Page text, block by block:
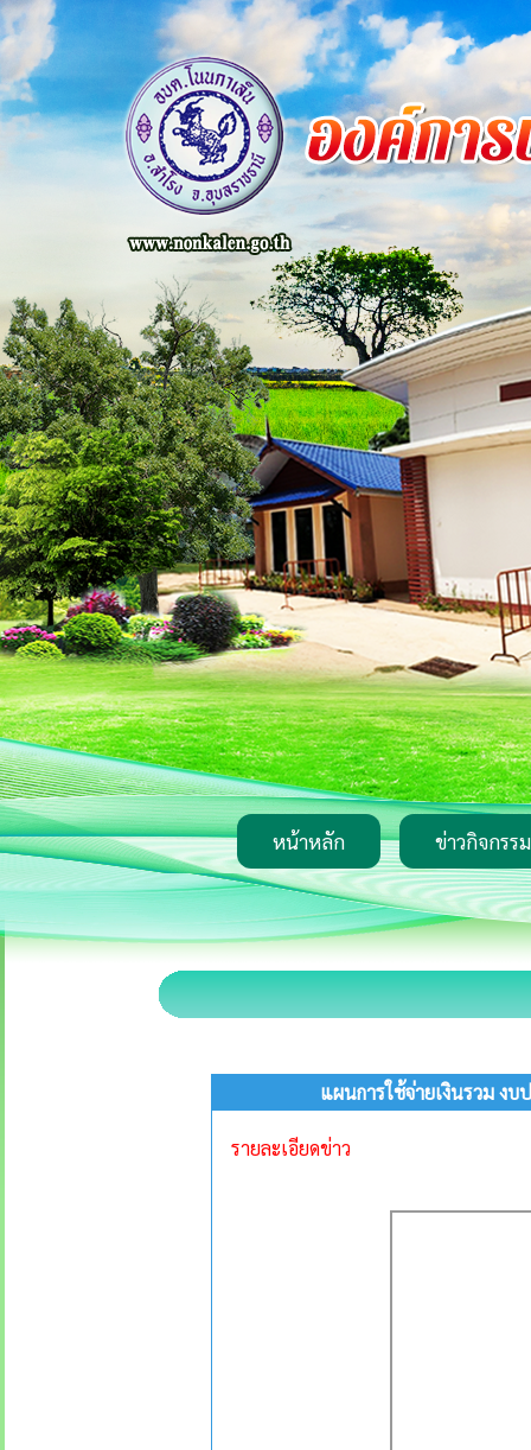
หน้าหลัก ข่าวกิจกรรม
แผนการใช้จ่ายเงินรวม ง
รายละเอียดข่าว